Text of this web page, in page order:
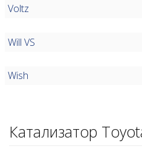
Voltz
Will VS
Wish
Катализатор